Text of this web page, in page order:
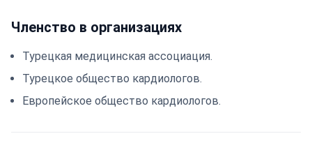
Членство в организациях
Турецкая медицинская ассоциация.
Турецкое общество кардиологов.
Европейское общество кардиологов.